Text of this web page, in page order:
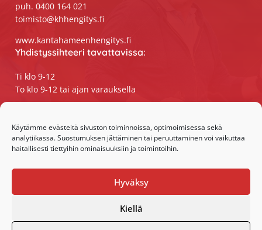
Käytämme evästeitä sivuston toiminnoissa, optimoimisessa sekä
analytiikassa. Suostumuksen jättäminen tai peruuttaminen voi vaikuttaa
haitallisesti tiettyihin ominaisuuksiin ja toimintoihin.
Hyväksy
Kiellä
puh. 0400 164 021
toimisto@khhengitys.fi
www.kantahameenhengitys.fi
Yhdistyssihteeri tavattavissa:
Ti klo 9-12
To klo 9-12 tai ajan varauksella
maanantaista perjantaihin klo 9-15
Instagram